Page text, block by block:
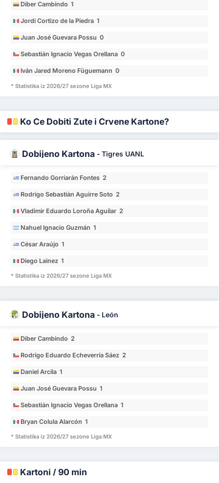
Diber Cambindo 1
Jordi Cortizo de la Piedra 1
Juan José Guevara Possu 0
Sebastián Ignacio Vegas Orellana 0
Iván Jared Moreno Füguemann 0
* Statistika iz 2026/27 sezone Liga MX
Ko Će Dobiti Žute i Crvene Kartone?
Dobijeno Kartona - Tigres UANL
Fernando Gorriarán Fontes 2
Rodrigo Sebastián Aguirre Soto 2
Vladimir Eduardo Loroña Aguilar 2
Nahuel Ignacio Guzmán 1
César Araújo 1
Diego Lainez 1
* Statistika iz 2026/27 sezone Liga MX
Dobijeno Kartona - León
Diber Cambindo 2
Rodrigo Eduardo Echeverría Sáez 2
Daniel Arcila 1
Juan José Guevara Possu 1
Sebastián Ignacio Vegas Orellana 1
Bryan Colula Alarcón 1
* Statistika iz 2026/27 sezone Liga MX
Kartoni / 90 min